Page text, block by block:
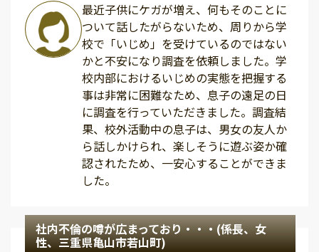
最近子供にケガが増え、何もそのことに
ついて話したがらないため、周りから学
校で「いじめ」を受けているのではない
かと不安になり調査を依頼しました。学
校内部におけるいじめの実態を把握する
事は非常に困難なため、息子の遠足の日
に調査を行っていただきました。調査結
果、校外活動中の息子は、男女の友人か
ら話しかけられ、楽しそうに遊ぶ姿か確
認されたため、一安心することができま
した。
社内不倫の噂が広まっており・・・(係長、女
性、三重県亀山市若山町)